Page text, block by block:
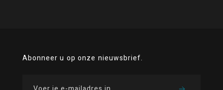
Abonneer u op onze nieuwsbrief.